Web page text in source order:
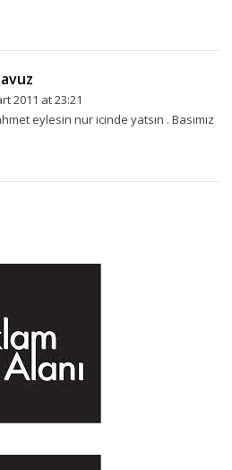
2011 at 23:21
eylesin nur icinde yatsın . Basımız